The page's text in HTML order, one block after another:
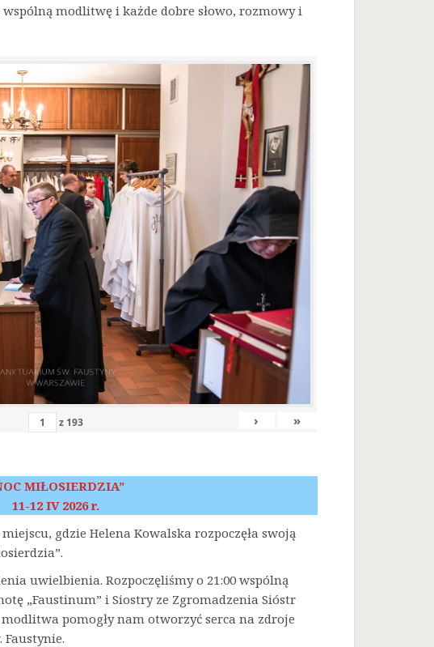
wspólną modlitwę i każde dobre słowo, rozmowy i
z 193 › »
MIŁOSIERDZIA”
11-12 IV 2026 r.
gdzie Helena Kowalska rozpoczęła swoją
uwielbienia. Rozpoczęliśmy o 21:00 wspólną
„Faustinum” i Siostry ze Zgromadzenia Sióstr
pomogły nam otworzyć serca na zdroje
Faustynie.